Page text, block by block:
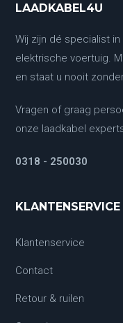
LAADKABEL4U
Wij zijn dé specialist
elektrische voertuig.
en staat u nooit
Vragen of graag
onze laadkabel
0318 - 250030
KLANTENSERVICE
Klantenservice
Contact
Retour & ruilen